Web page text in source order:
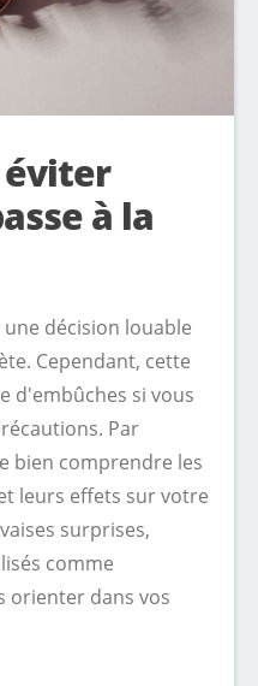
éviter
à la
décision louable
Cependant, cette
d'embûches si vous
Par
bien comprendre les
leurs effets sur votre
surprises,
comme
orienter dans vos